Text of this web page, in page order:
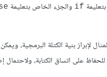
if والجزء الخاص بتعليمة
لإبراز بنية الكتلة البرمجية،
على اتساق الكتابة، ولاحتمال